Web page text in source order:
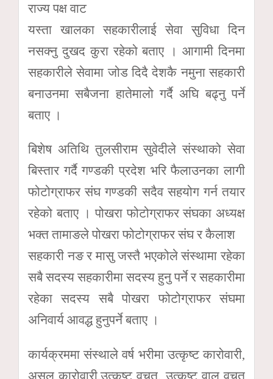
राज्य पक्ष वाट
यस्ता खालका सहकारीलाई सेवा सुविधा दिन
नसक्नु दुखद कुरा रहेको बताए । आगामी दिनमा
सहकारीले सेवामा जोड दिदै देशकै नमुना सहकारी
बनाउनमा सबैजना हातेमालो गर्दै अघि बढ्नु पर्ने
बताए ।
बिशेष अतिथि तुलसीराम सुवेदीले संस्थाको सेवा
बिस्तार गर्दै गण्डकी प्रदेश भरि फैलाउनका लागी
फोटोग्राफर संघ गण्डकी सदैव सहयोग गर्न तयार
रहेको बताए । पोखरा फोटोग्राफर संघका अध्यक्ष
भक्त तामाङले पोखरा फोटोग्राफर संघ र कैलाश
सहकारी नङ र मासु जस्तै भएकोले संस्थामा रहेका
सबै सदस्य सहकारीमा सदस्य हुनु पर्ने र सहकारीमा
रहेका सदस्य सबै पोखरा फोटोग्राफर संघमा
अनिवार्य आवद्ध हुनुपर्ने बताए ।
कार्यक्रममा संस्थाले वर्ष भरीमा उत्कृष्ट कारोवारी,